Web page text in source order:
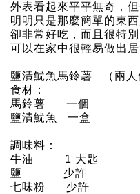
外表看起來平平無奇，
明明只是那麼簡單的東西
卻非常好吃，而且很特別
可以在家中很輕易做出
鹽漬魷魚馬鈴薯 （兩
食材：
馬鈴薯 一個
鹽漬魷魚 一盒
調味料：
牛油 1 大匙
鹽 少許
七味粉 少許